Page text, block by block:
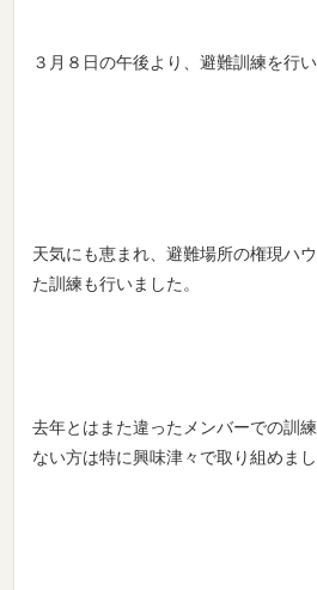
３月８日の午後より、避難訓練を行い
天気にも恵まれ、避難場所の権現ハ
た訓練も行いました。
去年とはまた違ったメンバーでの訓
ない方は特に興味津々で取り組めまし